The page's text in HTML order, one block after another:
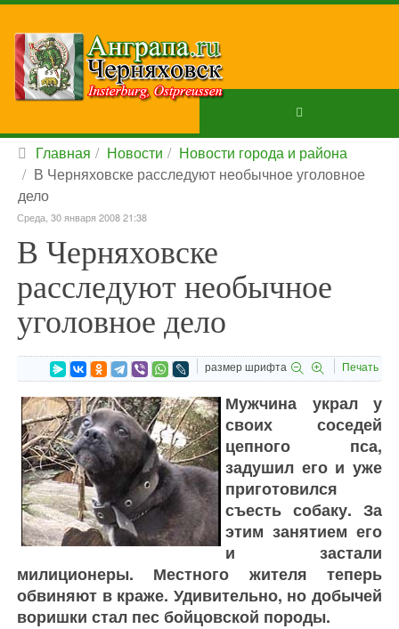
Главная Новости
Новости города и района
В Черняховске расследуют необычное уголовное
дело
Среда, 30 января 2008 21:38
В Черняховске
расследуют необычное
уголовное дело
размер шрифта Печать
Мужчина украл у
своих соседей
цепного пса,
задушил его и уже
приготовился
съесть собаку. За
этим занятием его
и застали
милиционеры. Местного жителя теперь
обвиняют в краже. Удивительно, но добычей
воришки стал пес бойцовской породы.